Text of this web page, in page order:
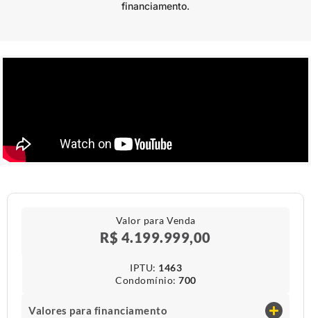
financiamento.
Valor para Venda
R$ 4.199.999,00
IPTU​: 1463
Condomínio​: 700
Valores para financiamento